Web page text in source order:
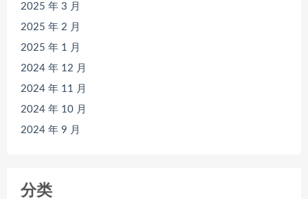
2025 年 3 月
2025 年 2 月
2025 年 1 月
2024 年 12 月
2024 年 11 月
2024 年 10 月
2024 年 9 月
分类